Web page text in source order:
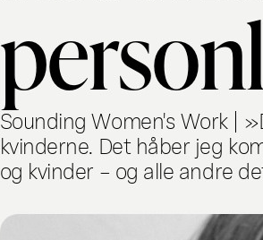
Sounding Women's Work |
kvinderne. Det håber jeg
og kvinder – og alle andre